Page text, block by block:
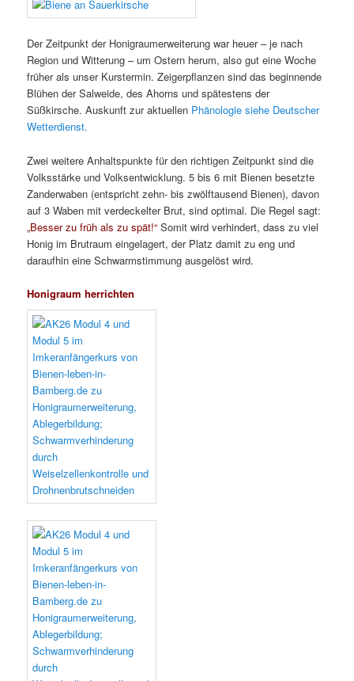
Der Zeitpunkt der Honigraumerweiterung war heuer – je nach
Region und Witterung – um Ostern herum, also gut eine Woche
früher als unser Kurstermin. Zeigerpflanzen sind das beginnende
Blühen der Salweide, des Ahorns und spätestens der
Süßkirsche. Auskunft zur aktuellen Phänologie siehe Deutscher
Wetterdienst.
Zwei weitere Anhaltspunkte für den richtigen Zeitpunkt sind die
Volksstärke und Volksentwicklung. 5 bis 6 mit Bienen besetzte
Zanderwaben (entspricht zehn- bis zwölftausend Bienen), davon
auf 3 Waben mit verdeckelter Brut, sind optimal. Die Regel sagt:
„Besser zu früh als zu spät!“ Somit wird verhindert, dass zu viel
Honig im Brutraum eingelagert, der Platz damit zu eng und
daraufhin eine Schwarmstimmung ausgelöst wird.
Honigraum herrichten